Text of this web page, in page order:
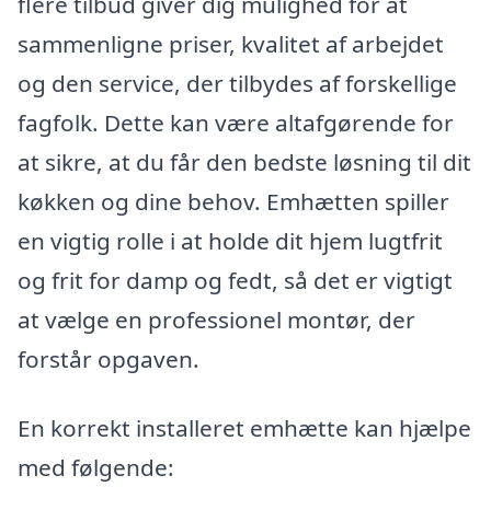
sammenligne priser, kvalitet af arbejdet
og den service, der tilbydes af forskellige
fagfolk. Dette kan være altafgørende for
at sikre, at du får den bedste løsning til dit
køkken og dine behov. Emhætten spiller
en vigtig rolle i at holde dit hjem lugtfrit
og frit for damp og fedt, så det er vigtigt
at vælge en professionel montør, der
forstår opgaven.
En korrekt installeret emhætte kan hjælpe
med følgende: